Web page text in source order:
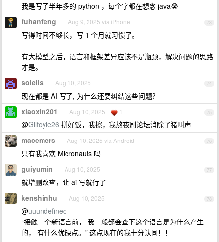
我是写了半年多的 python ，每个字都在想念 java😭
73
fuhanfeng Aug 9, 2025 via iPhone
写得时间不够长，写 1 个月就习惯了。
有大模型之后，语言和框架差异应该不是瓶颈，解决问题的思路
才是。
74
soleils Aug 10, 2025
现在都是 AI 写了, 为什么还要纠结这些问题?
75
xiaoxin201 Aug 10, 2025 1
@Gilfoyle26 拼好饭，我擦，我熬夜刷论坛消除了猪叫声
76
macemers Aug 10, 2025 via Android
只有我喜欢 Micronauts 吗
77
guiyumin Aug 10, 2025
就增删改查，让 ai 写就行了
78
kenshinhu Aug 10, 2025
@uuundefined
“接触一个新语言前， 我一般都会查下这个语言是为什么产生
的， 有什么优缺点。” 这点现在的我十分认同！！